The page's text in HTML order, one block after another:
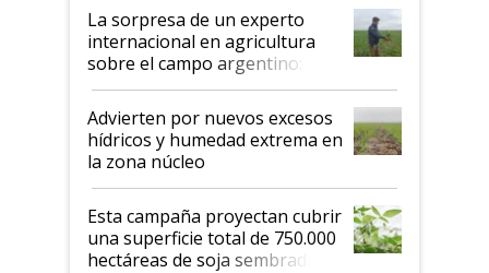
La sorpresa de un experto
internacional en agricultura
sobre el campo argentino:
"Estoy muy impresionado"
Advierten por nuevos excesos
hídricos y humedad extrema en
la zona núcleo
Esta campaña proyectan cubrir
una superficie total de 750.000
hectáreas de soja sembradas